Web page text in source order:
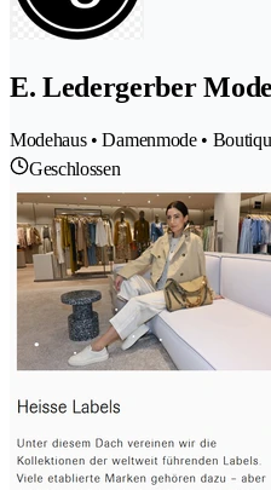
E. Ledergerber Mode
Modehaus • Damenmode •
Geschlossen